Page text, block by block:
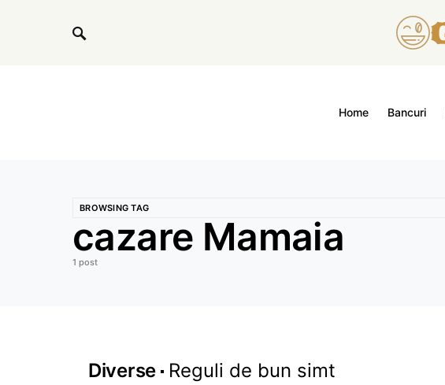
Home Bancuri
BROWSING TAG
cazare Mamaia
1 post
Diverse
Reguli de bun simt